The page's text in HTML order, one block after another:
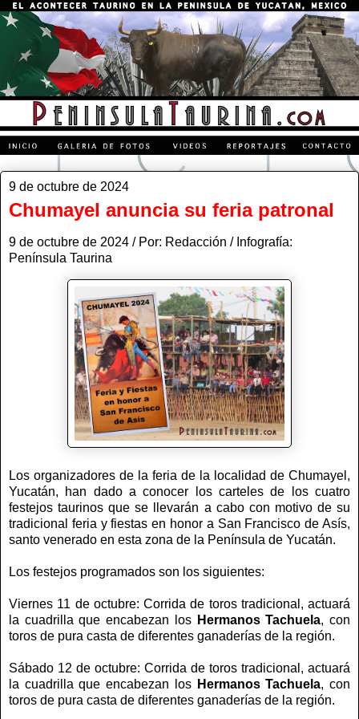
9 de octubre de 2024
Chumayel anuncia su feria patronal
9 de octubre de 2024 / Por: Redacción / Infografía:
Península Taurina
Los organizadores de la feria de la localidad de Chumayel,
Yucatán, han dado a conocer los carteles de los cuatro
festejos taurinos que se llevarán a cabo con motivo de su
tradicional feria y fiestas en honor a San Francisco de Asís,
santo venerado en esta zona de la Península de Yucatán.
Los festejos programados son los siguientes:
Viernes 11 de octubre: Corrida de toros tradicional, actuará
la cuadrilla que encabezan los Hermanos Tachuela, con
toros de pura casta de diferentes ganaderías de la región.
Sábado 12 de octubre: Corrida de toros tradicional, actuará
la cuadrilla que encabezan losHermanos Tachuela, con
toros de pura casta de diferentes ganaderías de la región.